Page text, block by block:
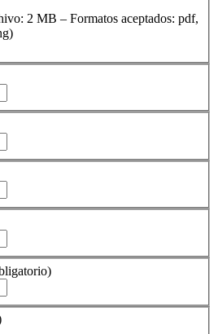
2 MB – Formatos aceptados: pdf,